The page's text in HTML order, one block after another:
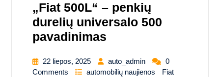
„Fiat 500L“ – penkių
durelių universalo 500
pavadinimas
22 liepos, 2025 auto_admin
0
Comments
automobilių naujienos Fiat